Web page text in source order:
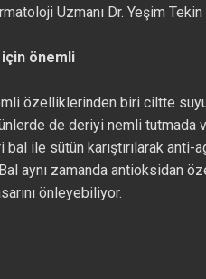
Uzmanı Dr. Yeşim Tekin
önemli
özelliklerinden biri ciltte
de deriyi nemli tutmada
bal ile sütün karıştırılarak
aynı zamanda antioksidan
önleyebiliyor.